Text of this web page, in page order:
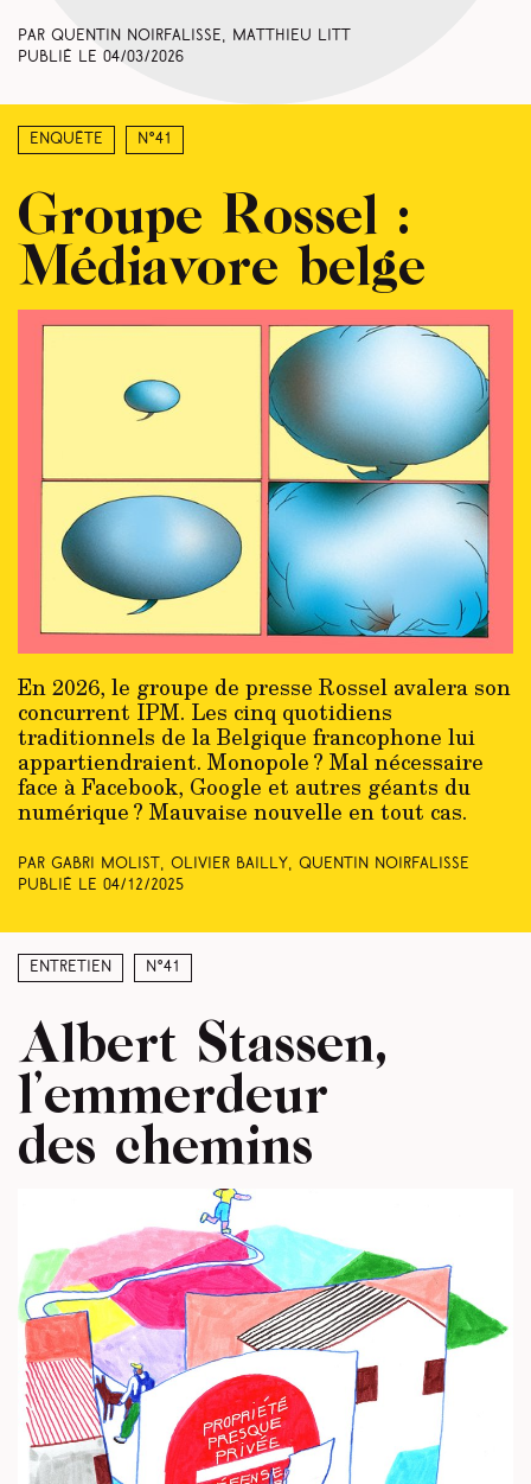
Par Quentin Noirfalisse, Matthieu Litt
Publié le 04/03/2026
Enquête N°41
Groupe Rossel :
Médiavore belge
En 2026, le groupe de presse Rossel avalera son
concurrent IPM. Les cinq quotidiens
traditionnels de la Belgique francophone lui
appartiendraient. Monopole ? Mal nécessaire
face à Facebook, Google et autres géants du
numérique ? Mauvaise nouvelle en tout cas.
Par Gabri Molist, Olivier Bailly, Quentin Noirfalisse
Publié le 04/12/2025
Entretien N°41
Albert Stassen,
l’emmerdeur
des chemins